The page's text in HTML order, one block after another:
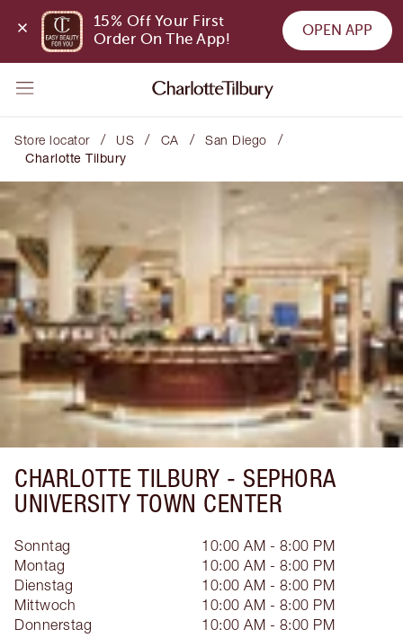
15% Off Your First
Order On The App!
OPEN APP
Store locator / US / CA / San Diego /
Charlotte Tilbury
CHARLOTTE TILBURY - SEPHORA
UNIVERSITY TOWN CENTER
Sonntag
10:00 AM - 8:00 PM
Montag
10:00 AM - 8:00 PM
Dienstag
10:00 AM - 8:00 PM
Mittwoch
10:00 AM - 8:00 PM
Donnerstag
10:00 AM - 8:00 PM